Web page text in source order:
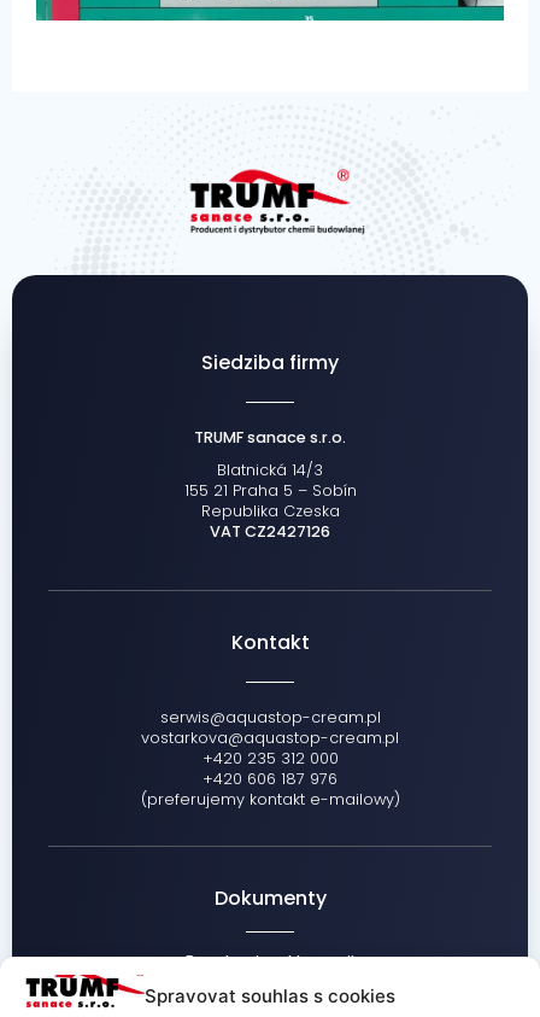
Spravovat souhlas s cookies
Siedziba firmy
TRUMF sanace s.r.o.
Blatnická 14/3
155 21 Praha 5 – Sobín
Republika Czeska
VAT CZ2427126
Kontakt
serwis@aquastop-cream.pl
vostarkova@aquastop-cream.pl
+420 235 312 000
+420 606 187 976
(preferujemy kontakt e-mailowy)
Dokumenty
Regulamin reklamacji
Informacje dot. przetwarzania danych osobowych